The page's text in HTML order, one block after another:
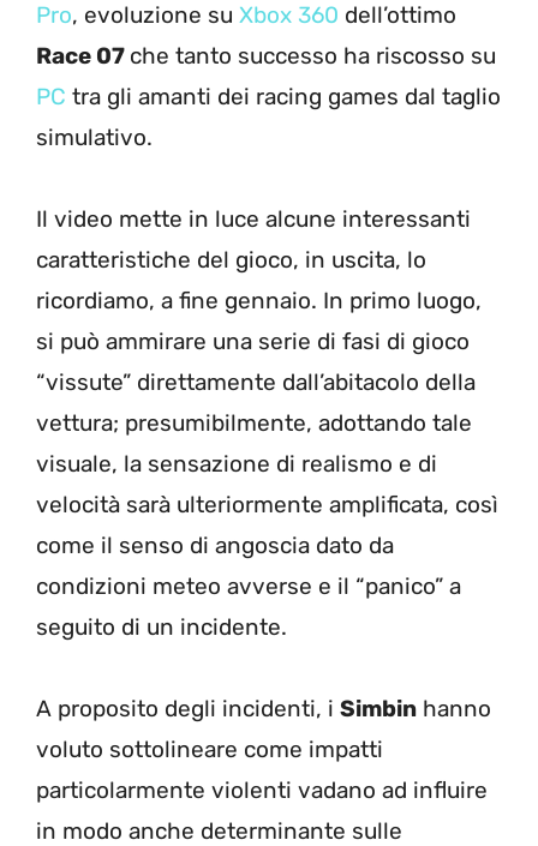
Pro, evoluzione su Xbox 360 dell’ottimo
Race 07 che tanto successo ha riscosso su
PC tra gli amanti dei racing games dal taglio
simulativo.
Il video mette in luce alcune interessanti
caratteristiche del gioco, in uscita, lo
ricordiamo, a fine gennaio. In primo luogo,
si può ammirare una serie di fasi di gioco
“vissute” direttamente dall’abitacolo della
vettura; presumibilmente, adottando tale
visuale, la sensazione di realismo e di
velocità sarà ulteriormente amplificata, così
come il senso di angoscia dato da
condizioni meteo avverse e il “panico” a
seguito di un incidente.
A proposito degli incidenti, i Simbin hanno
voluto sottolineare come impatti
particolarmente violenti vadano ad influire
in modo anche determinante sulle